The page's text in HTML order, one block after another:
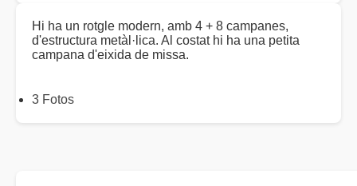
Hi ha un rotgle modern, amb 4 + 8 campanes,
d'estructura metàl·lica. Al costat hi ha una petita
campana d'eixida de missa.
3 Fotos